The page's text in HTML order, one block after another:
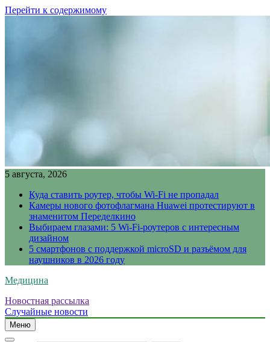
Перейти к содержимому
5 августа, 2026
Куда ставить роутер, чтобы Wi-Fi не пропадал
Камеры нового фотофлагмана Huawei протестируют в
знаменитом Переделкино
Выбираем глазами: 5 Wi-Fi-роутеров с интересным
дизайном
5 смартфонов с поддержкой microSD и разъёмом для
наушников в 2026 году
Медицина
Новостная рассылка
Случайные новости
Меню